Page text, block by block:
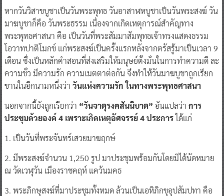
หากวันวิสาขบูชาเป็นวันพระพุทธ วันอาสาฬหบูชาเป็นวันพระสงฆ์ วัน
มาฆบูชาก็คือ วันพระธรรม เนื่องจากเกิดเหตุการณ์สำคัญทาง
พระพุทธศาสนา คือ เป็นวันที่พระสัมมาสัมพุทธเจ้าทรงแสดงธรรม
โอวาทปาติโมกข์ แก่พระสงฆ์เป็นครั้งแรกหลังจากตรัสรู้มาเป็นเวลา 9
เดือน ซึ่งเป็นหลักคำสอนที่ส่งเสริมให้มนุษย์ตั้งมั่นในการทำความดี ละ
ความชั่ว มีความรัก ความเมตตาต่อกัน จึงทำให้วันมาฆบูชาถูกเรียก
ขานในอีกนามหนึ่งว่า วันแห่งความรัก ในทางพระพุทธศาสนา
นอกจากนี้ยังถูกเรียกว่า “วันจาตุรงคสันนิบาต” อันแปลว่า การ
ประชุมด้วยองค์ 4 เพราะเกิดเหตุอัศจรรย์ 4 ประการได้แก่
1. เป็นวันที่พระจันทร์เสวยมาฆฤกษ์
2. มีพระสงฆ์จำนวน 1,250 รูป มาประชุมพร้อมกันโดยมิได้นัดหมาย
ณ วัดเวฬุวัน เมืองราชคฤห์ แคว้นมคธ
3. พระภิกษุสงฆ์ที่มาประชุมทั้งหมด ล้วนเป็นเอหิภิกขุอุปสัมปทา คือ